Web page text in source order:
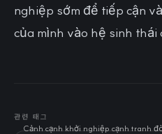
nghiệp sớm để tiếp cận
của mình vào hệ sinh
관련 태그
Cảnh cạnh khởi nghiệp cạnh tranh